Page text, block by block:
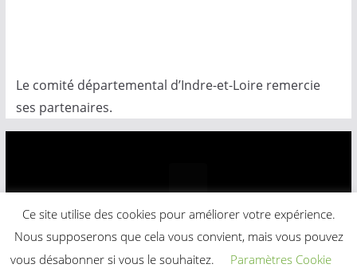
Le comité départemental d’Indre-et-Loire remercie
ses partenaires.
Comité Départemental Basket-Ball
Powered by
ColorMag
Ce site utilise des cookies pour améliorer votre expérience.
Nous supposerons que cela vous convient, mais vous pouvez
vous désabonner si vous le souhaitez.
Paramètres Cookie